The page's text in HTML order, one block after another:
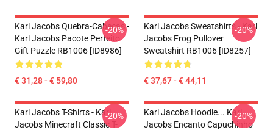
Karl Jacobs Quebra-Cabeças -
Karl Jacobs Pacote Perfeito
Gift Puzzle RB1006 [ID8986]
€ 31,28 - € 59,80
-20%
Karl Jacobs Sweatshirts - Karl
Jacobs Frog Pullover
Sweatshirt RB1006 [ID8257]
€ 37,67 - € 44,11
-20%
Karl Jacobs T-Shirts - Karl
Jacobs Minecraft Classic T-
-20%
Karl Jacobs Hoodie... Karl
Jacobs Encanto Capuchinho
-20%